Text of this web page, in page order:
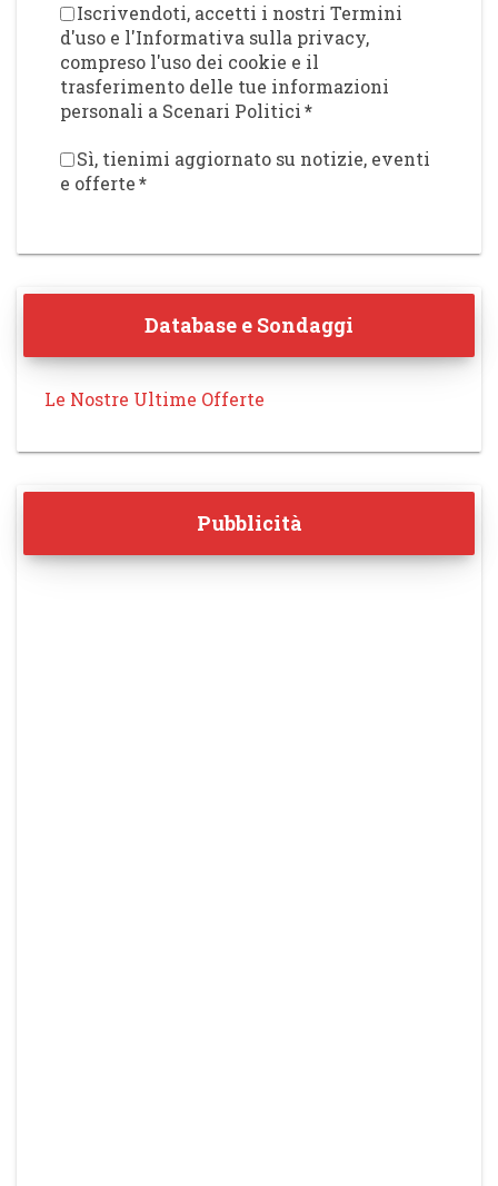
Iscrivendoti, accetti i nostri Termini
d'uso e l'Informativa sulla privacy,
compreso l'uso dei cookie e il
trasferimento delle tue informazioni
personali a Scenari Politici*
Sì, tienimi aggiornato su notizie, eventi
e offerte*
Database e Sondaggi
Le Nostre Ultime Offerte
Pubblicità